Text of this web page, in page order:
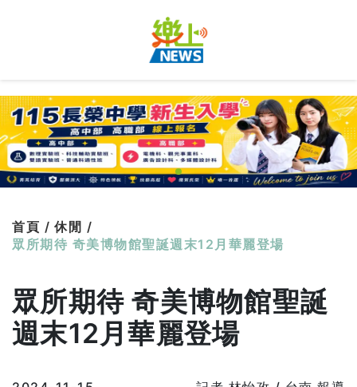
首頁 / 休閒 /
眾所期待 奇美博物館聖誕週末12月華麗登場
眾所期待 奇美博物館聖誕
週末12月華麗登場